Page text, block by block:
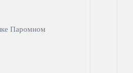
Паромном